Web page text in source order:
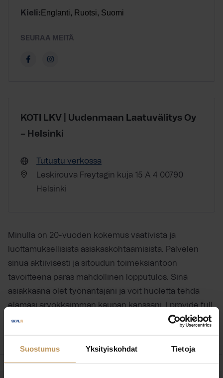
Suostumus Yksityiskohdat Tietoja
Kieli: Englanti, Ruotsi, Suomi
SEURAA MEITÄ
KOTI LKV | Uudenmaan Laatuvälitys Oy
– Helsinki
Tutustu verkossa
Leskirouva Freytagin kuja 15 A 4 00790
Helsinki
Minulla on 20-vuoden kokemus vaativista ja
luottamuksellisista asiakaskohtaamisista. Palvelen
sinua aktiivisesti ja sitoudun toimeksiantoon
tavoitteena paras mahdollinen lopputulos. Sinä
asiakkaana olet työnantajani ja voit huoletta tehdä
elämäsi arvokkaimman kaupan kanssani. I provide full
service in English.